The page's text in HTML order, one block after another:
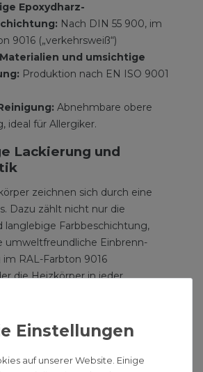
Epoxydharz-
Nach DIN 55 900, im
9016 („verkehrsweiß“)
und umsichtige
Produktion nach EN ISO 9001
Abnehmbare obere
ideal für Allergiker.
Lackierung und
zeichnen sich durch eine
Dazu zählt nicht nur die
langlebige Farbbeschichtung,
umweltfreundliche Einbrenn-
RAL-Farbton 9016
die Heizkörper in jeder
geeignet
gründliche Reinigung möglich,
auf unserer Website. Einige